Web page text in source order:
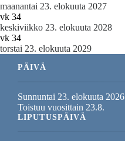
maanantai 23. elokuuta 2027
vk 34
keskiviikko 23. elokuuta 2028
vk 34
torstai 23. elokuuta 2029
PÄIVÄ
Sunnuntai 23. elokuuta 2026
Toistuu vuosittain 23.8.
LIPUTUSPÄIVÄ